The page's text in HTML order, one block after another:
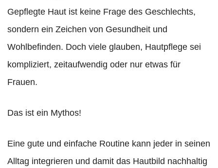
Gepflegte Haut ist keine Frage des Geschlechts,
sondern ein Zeichen von Gesundheit und
Wohlbefinden. Doch viele glauben, Hautpflege sei
kompliziert, zeitaufwendig oder nur etwas für
Frauen.
Das ist ein Mythos!
Eine gute und einfache Routine kann jeder in seinen
Alltag integrieren und damit das Hautbild nachhaltig